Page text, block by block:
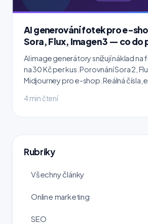
AI generování fotek pro e-
Sora, Flux, Imagen 3 — co do
AI image generátory snižují náklad na
na 30 Kč per kus. Porovnání Sora 2,
Midjourney pro e-shop. Reálná čísla,
4 min čtení
Rubriky
Všechny články
Online marketing
SEO